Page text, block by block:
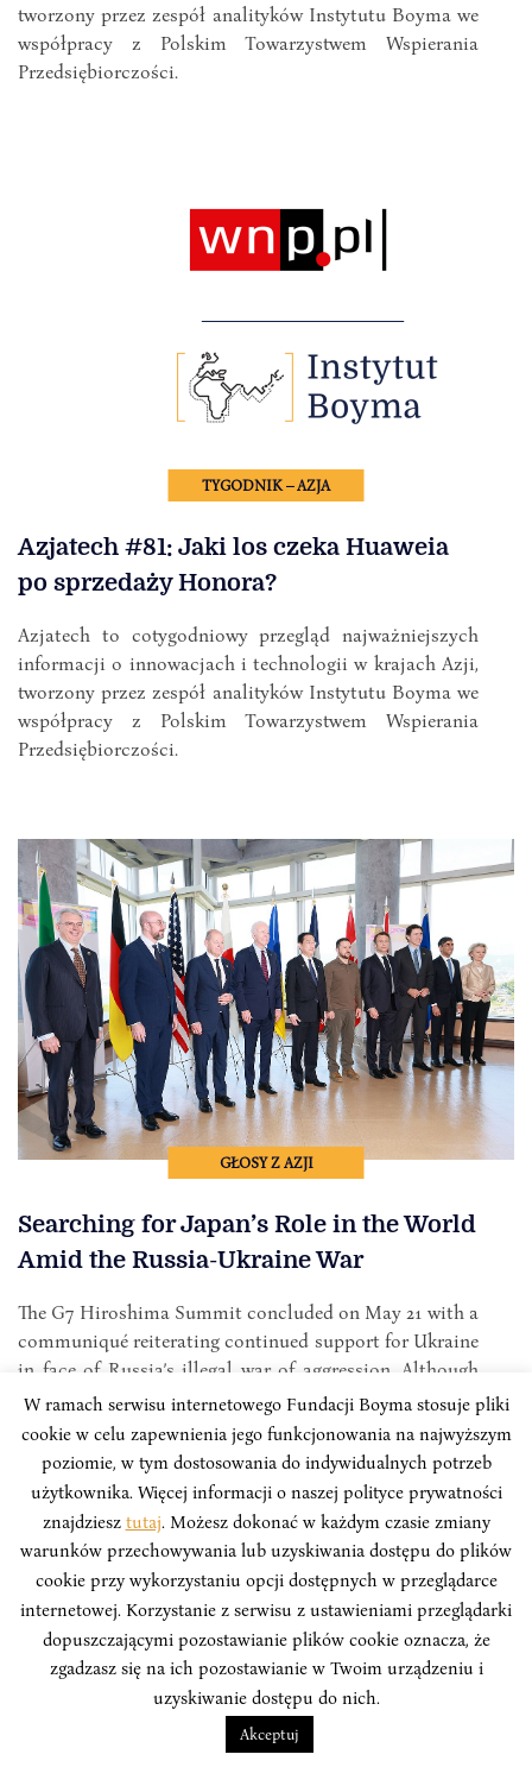
tworzony przez zespół analityków Instytutu Boyma we
współpracy z Polskim Towarzystwem Wspierania
Przedsiębiorczości.
TYGODNIK – AZJA
Azjatech #81: Jaki los czeka Huaweia
po sprzedaży Honora?
Azjatech to cotygodniowy przegląd najważniejszych
informacji o innowacjach i technologii w krajach Azji,
tworzony przez zespół analityków Instytutu Boyma we
współpracy z Polskim Towarzystwem Wspierania
Przedsiębiorczości.
GŁOSY Z AZJI
Searching for Japan’s Role in the World
Amid the Russia-Ukraine War
The G7 Hiroshima Summit concluded on May 21 with a
communiqué reiterating continued support for Ukraine
in face of Russia’s illegal war of aggression. Although
Japan was perceived at the onset of the war as reluctant
to go beyond condemning Russia at the expense of its
own interests, it has since become one of the leading
countries taking action during the war.
Rintaro Nishimura
W ramach serwisu internetowego Fundacji Boyma stosuje pliki
cookie w celu zapewnienia jego funkcjonowania na najwyższym
poziomie, w tym dostosowania do indywidualnych potrzeb
użytkownika. Więcej informacji o naszej polityce prywatności
znajdziesz tutaj. Możesz dokonać w każdym czasie zmiany
warunków przechowywania lub uzyskiwania dostępu do plików
cookie przy wykorzystaniu opcji dostępnych w przeglądarce
internetowej. Korzystanie z serwisu z ustawieniami przeglądarki
dopuszczającymi pozostawianie plików cookie oznacza, że
zgadzasz się na ich pozostawianie w Twoim urządzeniu i
uzyskiwanie dostępu do nich.
Akceptuj